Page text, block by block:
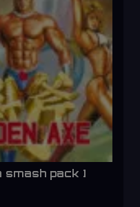
smash pack ]